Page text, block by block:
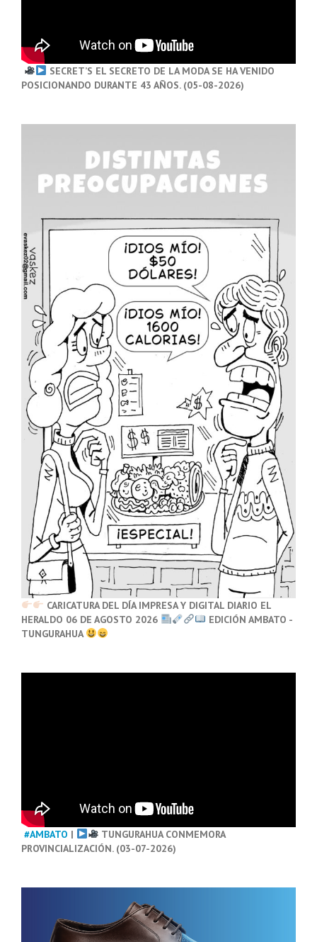
SECRET’S EL SECRETO DE LA MODA SE HA VENIDO
POSICIONANDO DURANTE 43 AÑOS. (05-08-2026)
CARICATURA DEL DÍA IMPRESA Y DIGITAL DIARIO EL
HERALDO 06 DE AGOSTO 2026
EDICIÓN AMBATO -
TUNGURAHUA
#AMBATO |
TUNGURAHUA CONMEMORA
PROVINCIALIZACIÓN. (03-07-2026)